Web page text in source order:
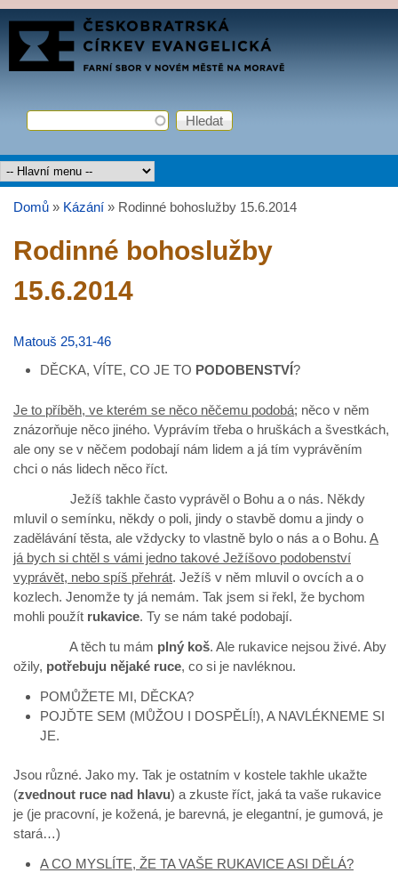
Přejít k hlavnímu obsahu
FARNÍ
SBOR
Vyhledávání
Hledat
Hlavní menu
Domů » Kázání » Rodinné bohoslužby 15.6.2014
Rodinné bohoslužby
15.6.2014
Matouš 25,31-46
DĚCKA, VÍTE, CO JE TO PODOBENSTVÍ?
Je to příběh, ve kterém se něco něčemu podobá; něco v něm
znázorňuje něco jiného. Vyprávím třeba o hruškách a švestkách,
ale ony se v něčem podobají nám lidem a já tím vyprávěním
chci o nás lidech něco říct.
Ježíš takhle často vyprávěl o Bohu a o nás. Někdy
mluvil o semínku, někdy o poli, jindy o stavbě domu a jindy o
zadělávání těsta, ale vždycky to vlastně bylo o nás a o Bohu. A
já bych si chtěl s vámi jedno takové Ježíšovo podobenství
vyprávět, nebo spíš přehrát. Ježíš v něm mluvil o ovcích a o
kozlech. Jenomže ty já nemám. Tak jsem si řekl, že bychom
mohli použít rukavice. Ty se nám také podobají.
A těch tu mám plný koš. Ale rukavice nejsou živé. Aby
ožily, potřebuju nějaké ruce, co si je navléknou.
POMŮŽETE MI, DĚCKA?
POJĎTE SEM (MŮŽOU I DOSPĚLÍ!), A NAVLÉKNEME SI
JE.
Jsou různé. Jako my. Tak je ostatním v kostele takhle ukažte
(zvednout ruce nad hlavu) a zkuste říct, jaká ta vaše rukavice
je (je pracovní, je kožená, je barevná, je elegantní, je gumová, je
stará…)
A CO MYSLÍTE, ŽE TA VAŠE RUKAVICE ASI DĚLÁ?